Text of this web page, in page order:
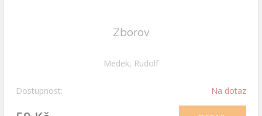
Zborov
Medek, Rudolf
Dostupnost: Na dotaz